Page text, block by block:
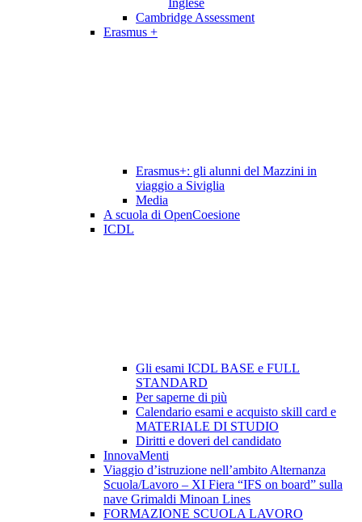
Inglese
Cambridge Assessment
Erasmus +
Erasmus+: gli alunni del Mazzini in
viaggio a Siviglia
Media
A scuola di OpenCoesione
ICDL
Gli esami ICDL BASE e FULL
STANDARD
Per saperne di più
Calendario esami e acquisto skill card e
MATERIALE DI STUDIO
Diritti e doveri del candidato
InnovaMenti
Viaggio d’istruzione nell’ambito Alternanza
Scuola/Lavoro – XI Fiera “IFS on board” sulla
nave Grimaldi Minoan Lines
FORMAZIONE SCUOLA LAVORO